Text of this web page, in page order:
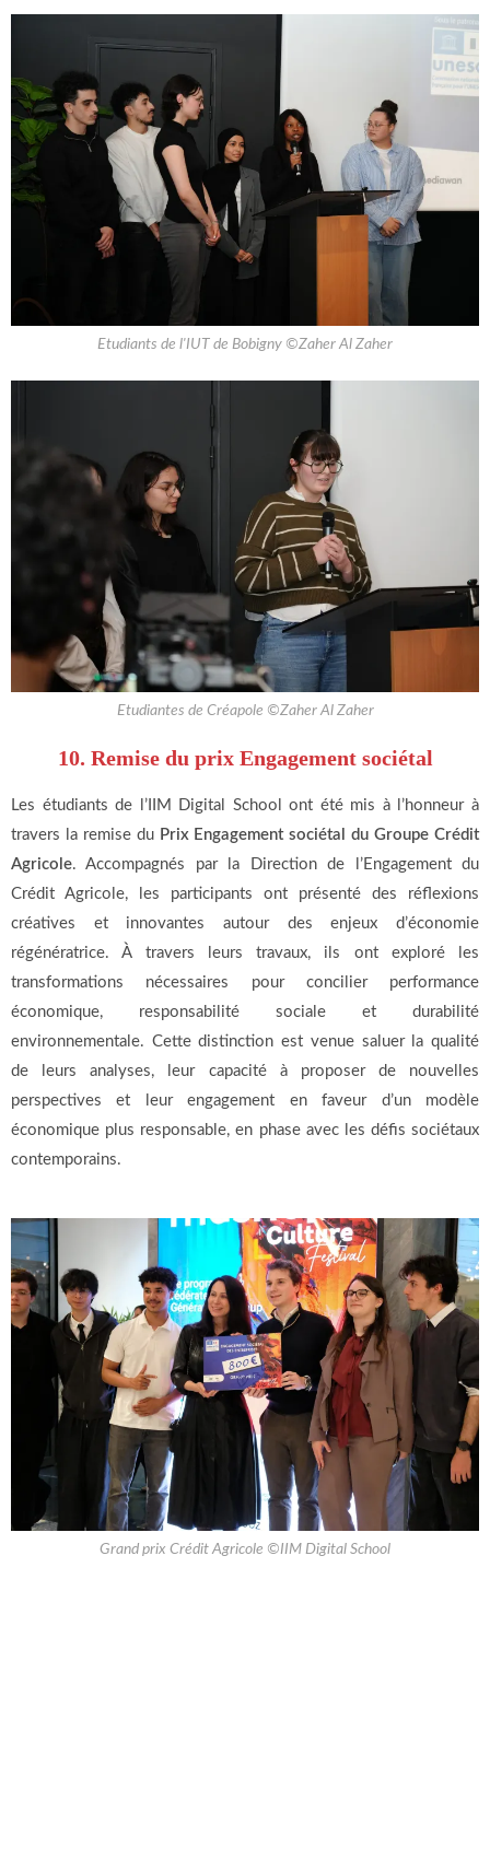
Etudiants de l'IUT de Bobigny ©Zaher Al Zaher
Etudiantes de Créapole ©Zaher Al Zaher
10. Remise du prix Engagement sociétal
Les étudiants de l’IIM Digital School ont été mis à l’honneur à
travers la remise du Prix Engagement sociétal du Groupe Crédit
Agricole. Accompagnés par la Direction de l’Engagement du
Crédit Agricole, les participants ont présenté des réflexions
créatives et innovantes autour des enjeux d’économie
régénératrice. À travers leurs travaux, ils ont exploré les
transformations nécessaires pour concilier performance
économique, responsabilité sociale et durabilité
environnementale. Cette distinction est venue saluer la qualité
de leurs analyses, leur capacité à proposer de nouvelles
perspectives et leur engagement en faveur d’un modèle
économique plus responsable, en phase avec les défis sociétaux
contemporains.
Grand prix Crédit Agricole ©IIM Digital School